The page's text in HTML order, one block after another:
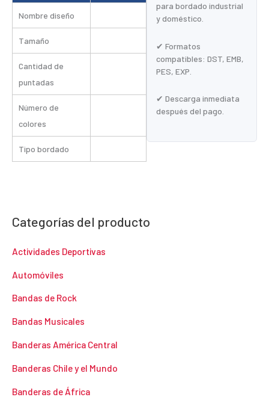
Nombre diseño
Tamaño
Cantidad de
puntadas
Número de
colores
Tipo bordado
para bordado industrial
y doméstico.
✔ Formatos
compatibles: DST, EMB,
PES, EXP.
✔ Descarga inmediata
después del pago.
Categorías del producto
Actividades Deportivas
Automóviles
Bandas de Rock
Bandas Musicales
Banderas América Central
Banderas Chile y el Mundo
Banderas de África